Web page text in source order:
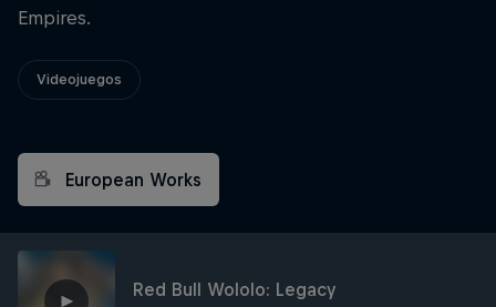
Empires.
Videojuegos
European Works
Red Bull Wololo: Legacy